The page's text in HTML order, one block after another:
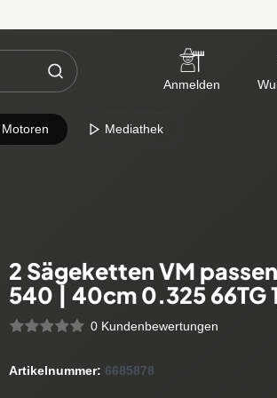
Anmelden
Motoren Mediathek
2 Sägeketten VM
540 | 40cm 0.325 66TG
0 Kundenbewertungen
Artikelnummer: 6685878